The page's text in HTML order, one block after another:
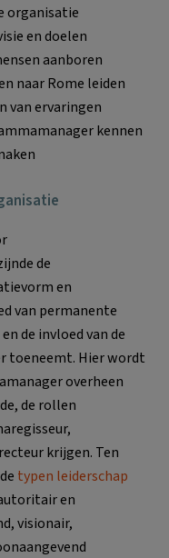
organisatie
en doelen
aanboren
naar Rome leiden
van ervaringen
kennen
de
en
van permanente
de invloed van de
toeneemt. Hier wordt
overheen
de rollen
krijgen. Ten
typen leiderschap
en
visionair,